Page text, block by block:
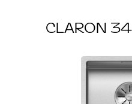
CLARON